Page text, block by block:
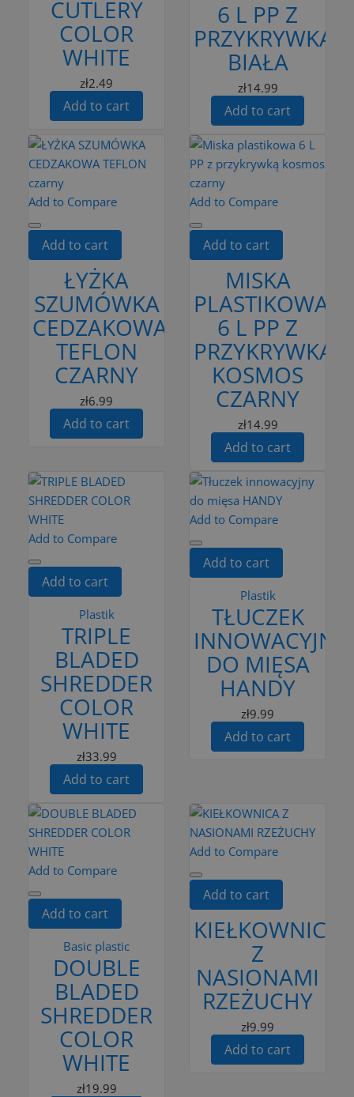
CUTLERY
COLOR
WHITE
zł2.49
Add to cart
6 L PP Z
PRZYKRYWKĄ
BIAŁA
zł14.99
Add to cart
Add to Compare
Add to cart
ŁYŻKA
SZUMÓWKA
CEDZAKOWA
TEFLON
CZARNY
zł6.99
Add to cart
Add to Compare
Add to cart
MISKA
PLASTIKOWA
6 L PP Z
PRZYKRYWKĄ
KOSMOS
CZARNY
zł14.99
Add to cart
Add to Compare
Add to cart
Plastik
TRIPLE
BLADED
SHREDDER
COLOR
WHITE
zł33.99
Add to cart
Add to Compare
Add to cart
Plastik
TŁUCZEK
INNOWACYJNY
DO MIĘSA
HANDY
zł9.99
Add to cart
Add to Compare
Add to cart
Basic plastic
DOUBLE
BLADED
SHREDDER
COLOR
WHITE
zł19.99
Add to Compare
Add to cart
KIEŁKOWNICA
Z
NASIONAMI
RZEŻUCHY
zł9.99
Add to cart